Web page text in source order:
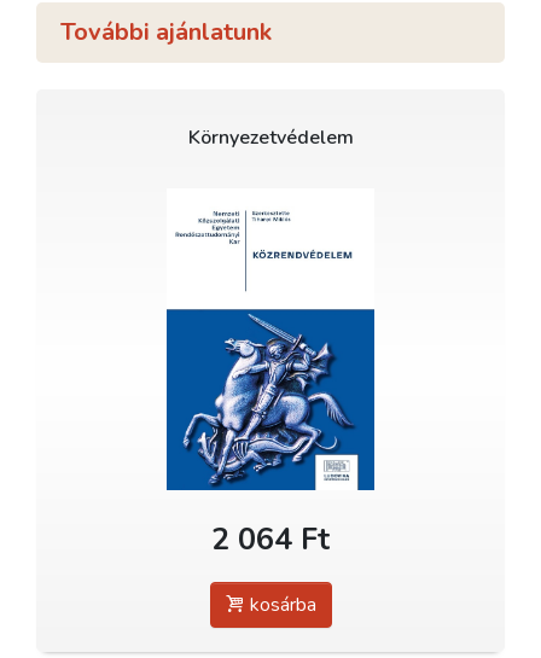
További ajánlatunk
Környezetvédelem
2 064 Ft
kosárba